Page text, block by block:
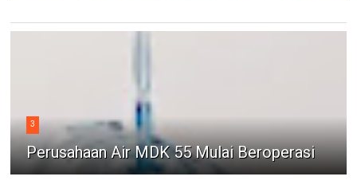
3
Perusahaan Air MDK 55 Mulai Beroperasi